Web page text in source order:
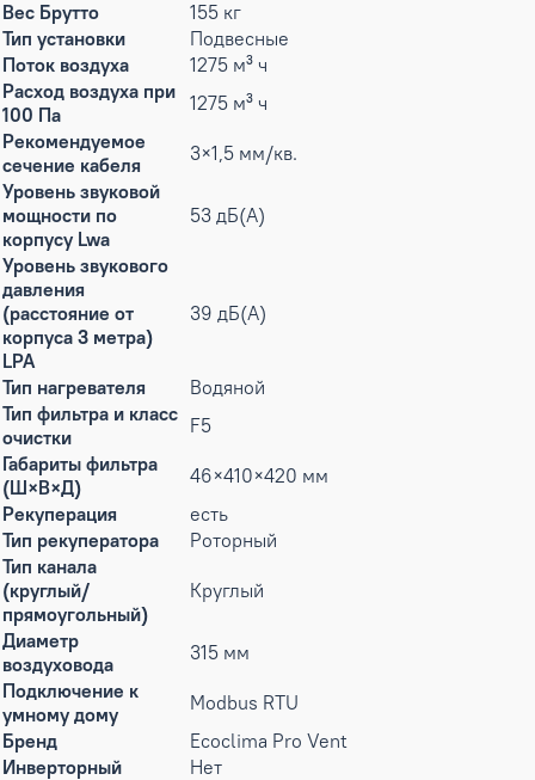
Вес Брутто
155 кг
Тип установки
Подвесные
Поток воздуха
1275 м³ ч
Расход воздуха при
100 Па
1275 м³ ч
Рекомендуемое
сечение кабеля
3×1,5 мм/кв.
Уровень звуковой
мощности по
корпусу Lwa
53 дБ(А)
Уровень звукового
давления
(расстояние от
корпуса 3 метра)
LPA
39 дБ(А)
Тип нагревателя
Водяной
Тип фильтра и класс
очистки
F5
Габариты фильтра
(Ш×В×Д)
46×410×420 мм
Рекуперация
есть
Тип рекуператора
Роторный
Тип канала
(круглый/
прямоугольный)
Круглый
Диаметр
воздуховода
315 мм
Подключение к
умному дому
Modbus RTU
Бренд
Ecoclima Pro Vent
Инверторный
Нет